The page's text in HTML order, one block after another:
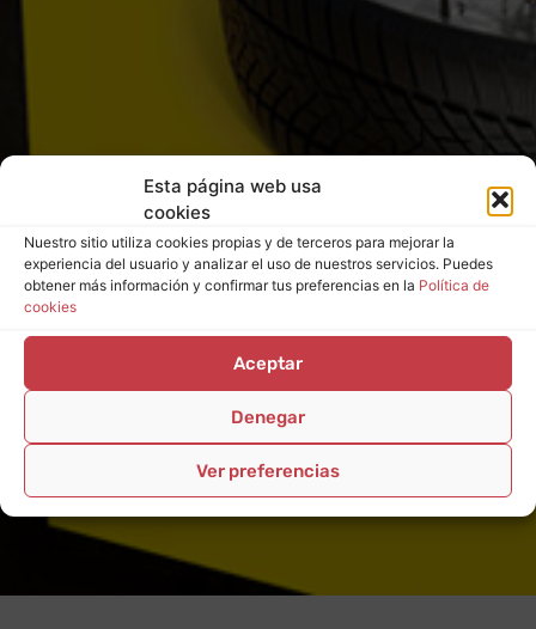
Esta página web usa
cookies
Nuestro sitio utiliza cookies propias y de terceros para mejorar la
experiencia del usuario y analizar el uso de nuestros servicios. Puedes
obtener más información y confirmar tus preferencias en la Política de
cookies
Aceptar
Denegar
Ver preferencias